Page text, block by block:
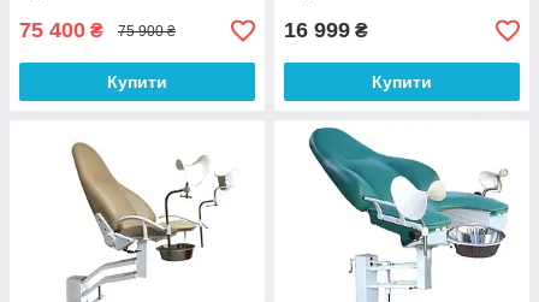
75 400 ₴ 75 900 ₴
Купити
16 999 ₴
Купити